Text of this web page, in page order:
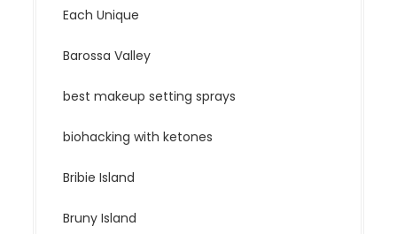
Each Unique
Barossa Valley
best makeup setting sprays
biohacking with ketones
Bribie Island
Bruny Island